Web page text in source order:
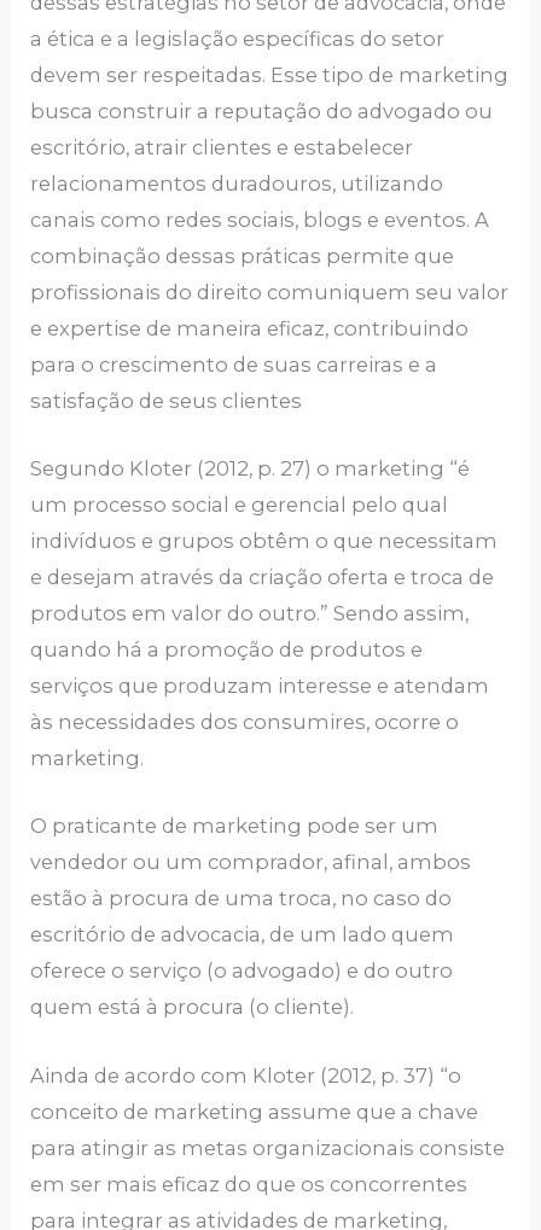
a ética e a legislação específicas do setor
devem ser respeitadas. Esse tipo de marketing
busca construir a reputação do advogado ou
escritório, atrair clientes e estabelecer
relacionamentos duradouros, utilizando
canais como redes sociais, blogs e eventos. A
combinação dessas práticas permite que
profissionais do direito comuniquem seu valor
e expertise de maneira eficaz, contribuindo
para o crescimento de suas carreiras e a
satisfação de seus clientes
Segundo Kloter (2012, p. 27) o marketing “é
um processo social e gerencial pelo qual
indivíduos e grupos obtêm o que necessitam
e desejam através da criação oferta e troca de
produtos em valor do outro.” Sendo assim,
quando há a promoção de produtos e
serviços que produzam interesse e atendam
às necessidades dos consumires, ocorre o
marketing.
O praticante de marketing pode ser um
vendedor ou um comprador, afinal, ambos
estão à procura de uma troca, no caso do
escritório de advocacia, de um lado quem
oferece o serviço (o advogado) e do outro
quem está à procura (o cliente).
Ainda de acordo com Kloter (2012, p. 37) “o
conceito de marketing assume que a chave
para atingir as metas organizacionais consiste
em ser mais eficaz do que os concorrentes
para integrar as atividades de marketing,